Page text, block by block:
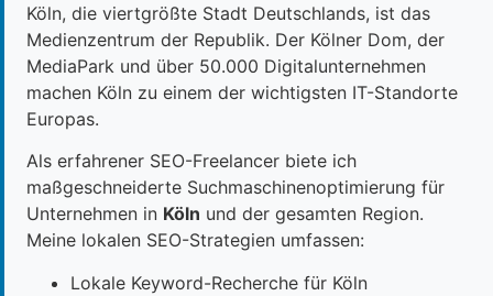
Köln, die viertgrößte Stadt Deutschlands, ist das
Medienzentrum der Republik. Der Kölner Dom, der
MediaPark und über 50.000 Digitalunternehmen
machen Köln zu einem der wichtigsten IT-Standorte
Europas.
Als erfahrener SEO-Freelancer biete ich
maßgeschneiderte Suchmaschinenoptimierung für
Unternehmen in Köln und der gesamten Region.
Meine lokalen SEO-Strategien umfassen:
Lokale Keyword-Recherche für Köln